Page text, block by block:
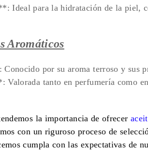
Ideal para la hidratación de la piel,
Aromáticos
por su aroma terroso y sus
Valorada tanto en perfumería como
la importancia de ofrecer
con un riguroso proceso de
cumpla con las expectativas de